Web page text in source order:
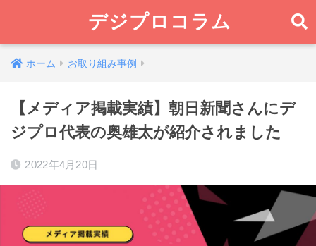
デジプロコラム
ホーム お取り組み事例
【メディア掲載実績】朝日新聞さんにデ
ジプロ代表の奥雄太が紹介されました
2022年4月20日